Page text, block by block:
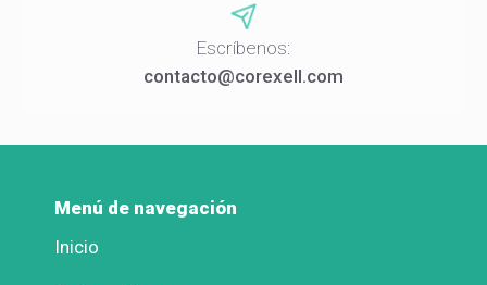
Escríbenos:
contacto@corexell.com
Menú de navegación
Inicio